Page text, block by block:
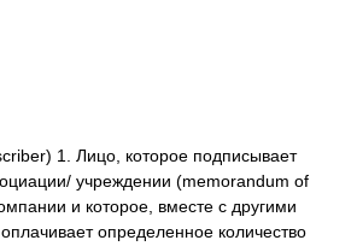
1. Лицо, которое подписывает
учреждении (memorandum of
и которое, вместе с другими
определенное количество